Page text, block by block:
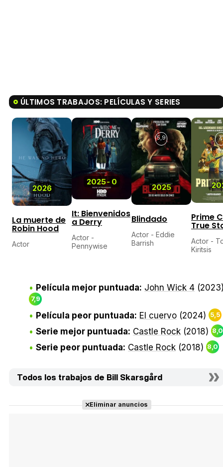
ÚLTIMOS TRABAJOS: PELÍCULAS Y SERIES
2026
La muerte de
Robin Hood
Actor
2025-0
It: Bienvenidos
a Derry
Actor -
Pennywise
2025
5,9
Blindado
Actor - Eddie
Barrish
Prime
True
Actor -
Kiritsis
Película mejor puntuada: John Wick 4
7,9
Película peor puntuada: El cuervo (2024) 5,5
Serie mejor puntuada: Castle Rock (2018) 8,0
Serie peor puntuada: Castle Rock (2018) 8,0
Todos los trabajos de Bill Skarsgård
Eliminar anuncios